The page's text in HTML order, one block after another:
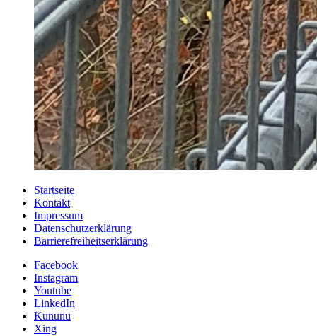
Startseite
Kontakt
Impressum
Datenschutzerklärung
Barrierefreiheitserklärung
Facebook
Instagram
Youtube
LinkedIn
Kununu
Xing